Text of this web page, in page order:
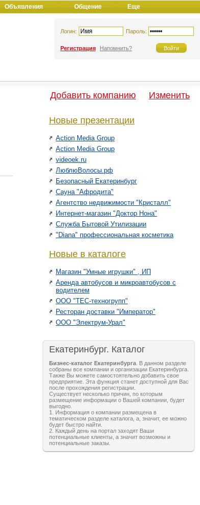
Объявления Общение Еще
Логин: Пароль:
Регистрация Напомнить?
Добавить компанию Изменить
Новые презентации
Action Media Group
Action Media Group
videoek.ru
ЛюблюВолосы.рф
Безопасный Екатеринбург
Сауна "Афродита"
Агентство недвижимости "Кристалл"
Интернет-магазин "Доктор Нона"
Служба Бытовой Утилизации
"Diana" профессиональная косметика
Новые в каталоге
Магазин "Умные игрушки" , ИП
Аренда автобусов и микроавтобусов с
водителем
ООО "ТЕС-техногрупп"
Ресторан доставки "Император"
ООО "Электрум-Урал"
Екатеринбург. Каталог
Бизнес-каталог Екатеринбурга . В данном разделе
собраны все компании и организации Екатеринбурга.
Также Вы можете самостоятельно добавить свое
предприятие. Эта функция станет доступной для Вас
после прохождения регистрации.
Существует несколько причин, по которым
размещение информации о Вашей компании, будет
выгодно.
1. Информация о компании размещена в
тематическом разделе каталога, а, значит, ее можно
будет быстро найти.
2. Каждый день на портал заходят Ваши
потенциальные клиенты, а значит возможны и
потенциальные заказы.